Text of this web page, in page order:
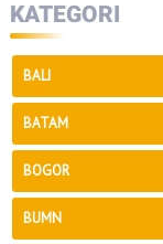
KATEGORI
BALI
BATAM
BOGOR
BUMN